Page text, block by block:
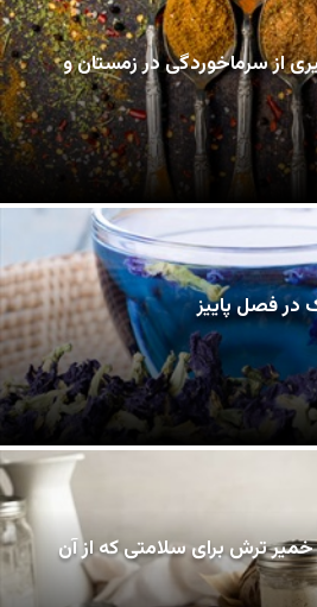
از سرماخوردگی در زمستان و
فصل پاییز
ترش برای سلامتی که از آن